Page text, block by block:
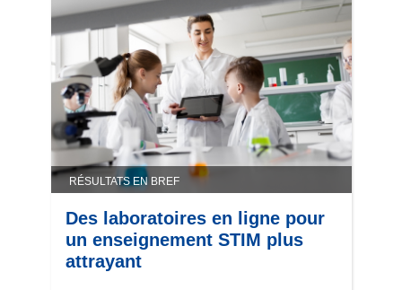
RÉSULTATS EN BREF
Des laboratoires en ligne pour
un enseignement STIM plus
attrayant